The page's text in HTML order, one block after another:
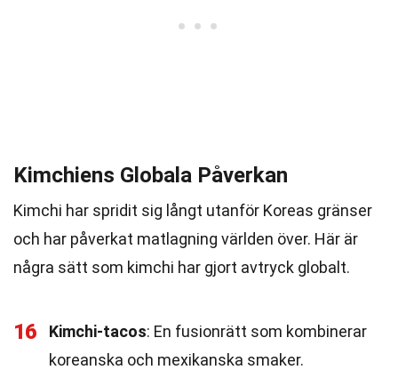
Kimchiens Globala Påverkan
Kimchi har spridit sig långt utanför Koreas gränser
och har påverkat matlagning världen över. Här är
några sätt som kimchi har gjort avtryck globalt.
16 Kimchi-tacos: En fusionrätt som kombinerar
koreanska och mexikanska smaker.